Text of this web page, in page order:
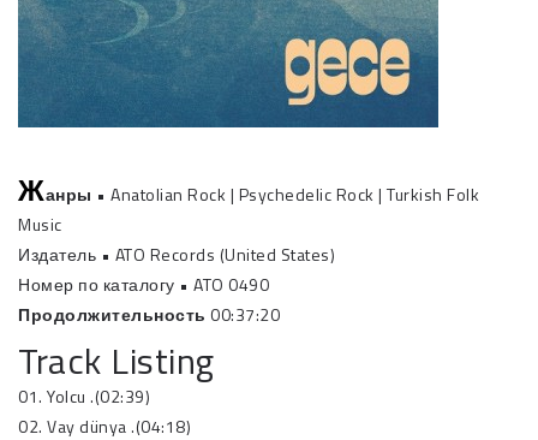
Жанры • Anatolian Rock | Psychedelic Rock | Turkish Folk
Music
Издатель • ATO Records (United States)
Номер по каталогу • ATO 0490
Продолжительность 00:37:20
Track Listing
01. Yolcu .(02:39)
02. Vay dünya.(04:18)